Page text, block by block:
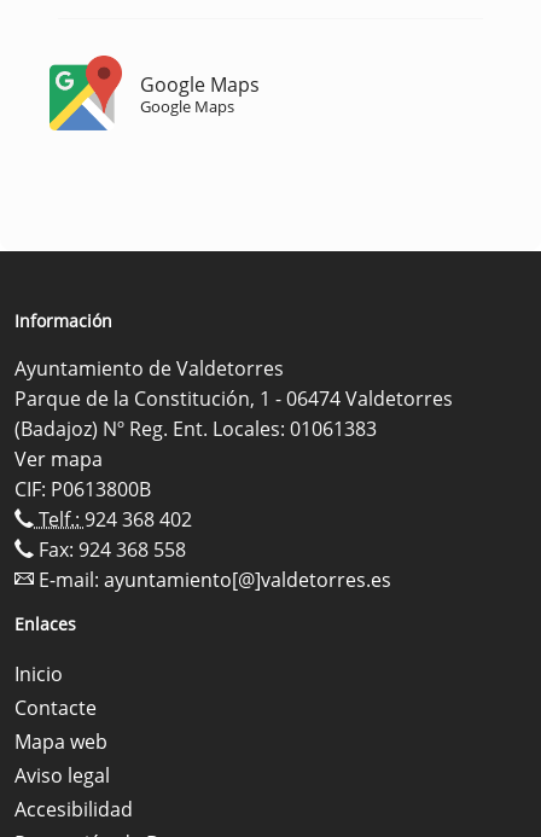
Google Maps
Google Maps
Información
Ayuntamiento de Valdetorres
Parque de la Constitución, 1 - 06474 Valdetorres
(Badajoz) Nº Reg. Ent. Locales: 01061383
Ver mapa
CIF: P0613800B
Telf.: 924 368 402
Fax: 924 368 558
E-mail: ayuntamiento[@]valdetorres.es
Enlaces
Inicio
Contacte
Mapa web
Aviso legal
Accesibilidad